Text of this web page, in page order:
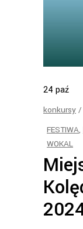
24 paź
konkursy
FESTIWA,
WOKAL